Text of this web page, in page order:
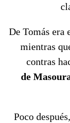
De Tomás era
mientras
contras
de
Poco